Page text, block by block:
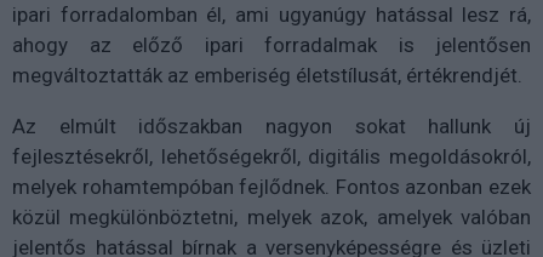
ipari forradalomban él, ami ugyanúgy hatással lesz rá,
ahogy az előző ipari forradalmak is jelentősen
megváltoztatták az emberiség életstílusát, értékrendjét.
Az elmúlt időszakban nagyon sokat hallunk új
fejlesztésekről, lehetőségekről, digitális megoldásokról,
melyek rohamtempóban fejlődnek. Fontos azonban ezek
közül megkülönböztetni, melyek azok, amelyek valóban
jelentős hatással bírnak a versenyképességre és üzleti